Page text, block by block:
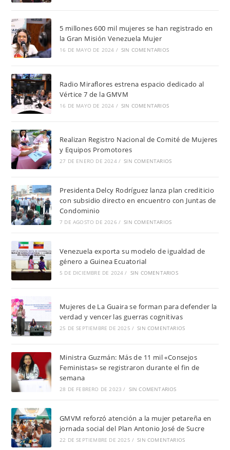
5 millones 600 mil mujeres se han registrado en
la Gran Misión Venezuela Mujer
16 DE MAYO DE 2024 / SIN COMENTARIOS
Radio Miraflores estrena espacio dedicado al
Vértice 7 de la GMVM
16 DE MAYO DE 2024 / SIN COMENTARIOS
Realizan Registro Nacional de Comité de Mujeres
y Equipos Promotores
27 DE ENERO DE 2024 / SIN COMENTARIOS
Presidenta Delcy Rodríguez lanza plan crediticio
con subsidio directo en encuentro con Juntas de
Condominio
7 DE AGOSTO DE 2026 / SIN COMENTARIOS
Venezuela exporta su modelo de igualdad de
género a Guinea Ecuatorial
5 DE DICIEMBRE DE 2024 / SIN COMENTARIOS
Mujeres de La Guaira se forman para defender la
verdad y vencer las guerras cognitivas
25 DE SEPTIEMBRE DE 2025 / SIN COMENTARIOS
Ministra Guzmán: Más de 11 mil «Consejos
Feministas» se registraron durante el fin de
semana
28 DE FEBRERO DE 2023 / SIN COMENTARIOS
GMVM reforzó atención a la mujer petareña en
jornada social del Plan Antonio José de Sucre
22 DE SEPTIEMBRE DE 2025 / SIN COMENTARIOS